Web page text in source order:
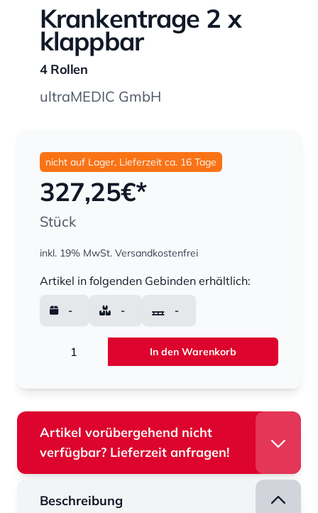
Krankentrage 2 x
klappbar
4 Rollen
ultraMEDIC GmbH
nicht auf Lager, Lieferzeit ca. 16 Tage
327,25€*
Stück
inkl. 19% MwSt. Versandkostenfrei
Artikel in folgenden Gebinden erhältlich:
- - -
In den Warenkorb
Artikel vorübergehend nicht
verfügbar? Lieferzeit anfragen!
Beschreibung